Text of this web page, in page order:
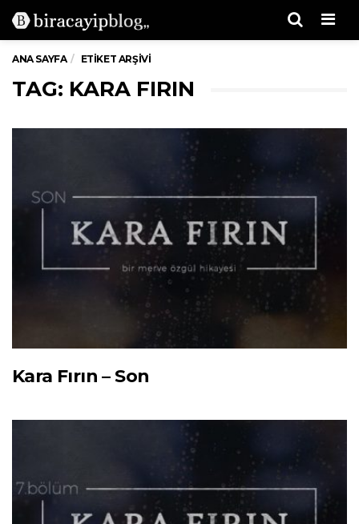
ANA SAYFA ETIKET ARŞIVI
TAG: KARA FIRIN
Kara Fırın – Son